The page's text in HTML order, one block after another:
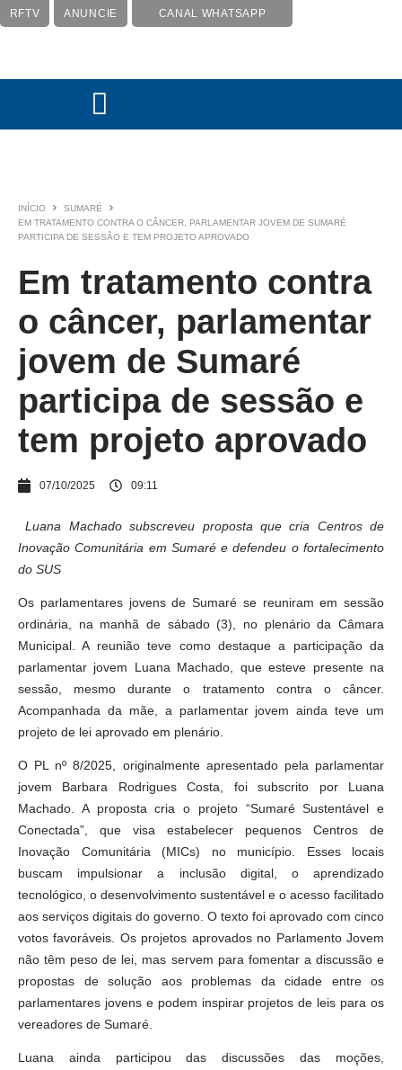
RFTV ANUNCIE CANAL WHATSAPP
INÍCIO
SUMARÉ
EM TRATAMENTO CONTRA O CÂNCER, PARLAMENTAR JOVEM DE SUMARÉ
PARTICIPA DE SESSÃO E TEM PROJETO APROVADO
Em tratamento contra
o câncer, parlamentar
jovem de Sumaré
participa de sessão e
tem projeto aprovado
07/10/2025 09:11
Luana Machado subscreveu proposta que cria Centros de
Inovação Comunitária em Sumaré e defendeu o fortalecimento
do SUS
Os parlamentares jovens de Sumaré se reuniram em sessão
ordinária, na manhã de sábado (3), no plenário da Câmara
Municipal. A reunião teve como destaque a participação da
parlamentar jovem Luana Machado, que esteve presente na
sessão, mesmo durante o tratamento contra o câncer.
Acompanhada da mãe, a parlamentar jovem ainda teve um
projeto de lei aprovado em plenário.
O PL nº 8/2025, originalmente apresentado pela parlamentar
jovem Barbara Rodrigues Costa, foi subscrito por Luana
Machado. A proposta cria o projeto “Sumaré Sustentável e
Conectada”, que visa estabelecer pequenos Centros de
Inovação Comunitária (MICs) no município. Esses locais
buscam impulsionar a inclusão digital, o aprendizado
tecnológico, o desenvolvimento sustentável e o acesso facilitado
aos serviços digitais do governo. O texto foi aprovado com cinco
votos favoráveis. Os projetos aprovados no Parlamento Jovem
não têm peso de lei, mas servem para fomentar a discussão e
propostas de solução aos problemas da cidade entre os
parlamentares jovens e podem inspirar projetos de leis para os
vereadores de Sumaré.
Luana ainda participou das discussões das moções,